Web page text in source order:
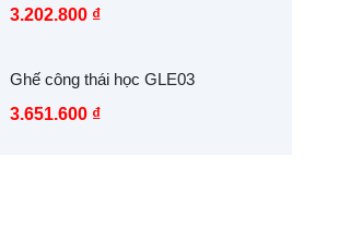
3.202.800 ₫
Ghế công thái học GLE03
3.651.600 ₫